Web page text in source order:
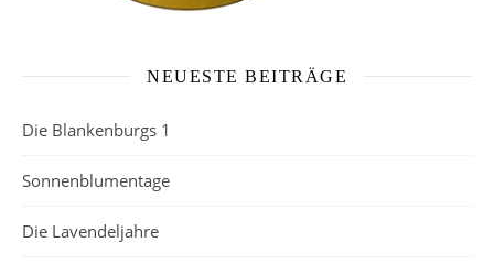
NEUESTE BEITRÄGE
Die Blankenburgs 1
Sonnenblumentage
Die Lavendeljahre